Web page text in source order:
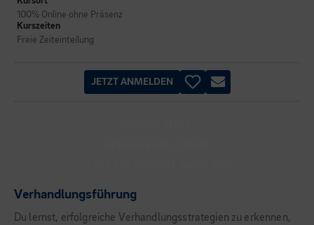
100% Online ohne Präsenz
Kurszeiten
Freie Zeiteinteilung
JETZT ANMELDEN
Verhandlungsführung
Du lernst, erfolgreiche Verhandlungsstrategien zu erkennen,